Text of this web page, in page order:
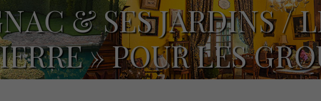
& SES JARDINS /
» POUR LES